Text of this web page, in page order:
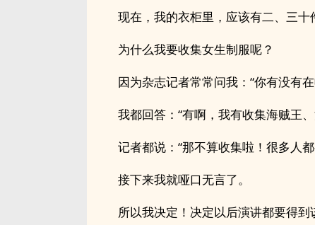
现在，我的衣柜里，应该有二、三十
为什么我要收集女生制服呢？
因为杂志记者常常问我：“你有没有
我都回答：“有啊，我有收集海贼王
记者都说：“那不算收集啦！很多人
接下来我就哑口无言了。
所以我决定！决定以后演讲都要得到